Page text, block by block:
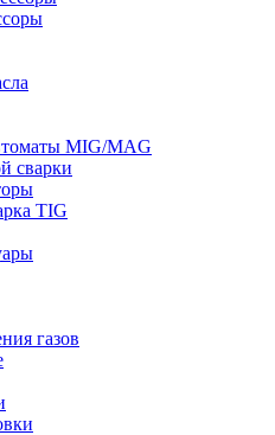
MIG/MAG
сварки
TIG
газов